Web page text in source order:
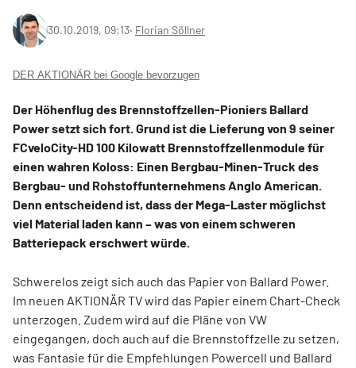
30.10.2019, 09:13‧ Florian Söllner
DER AKTIONÄR bei Google bevorzugen
Der Höhenflug des Brennstoffzellen-Pioniers Ballard
Power setzt sich fort. Grund ist die Lieferung von 9 seiner
FCveloCity-HD 100 Kilowatt Brennstoffzellenmodule für
einen wahren Koloss: Einen Bergbau-Minen-Truck des
Bergbau- und Rohstoffunternehmens Anglo American.
Denn entscheidend ist, dass der Mega-Laster möglichst
viel Material laden kann – was von einem schweren
Batteriepack erschwert würde.
Schwerelos zeigt sich auch das Papier von Ballard Power.
Im neuen AKTIONÄR TV wird das Papier einem Chart-Check
unterzogen. Zudem wird auf die Pläne von VW
eingegangen, doch auch auf die Brennstoffzelle zu setzen,
was Fantasie für die Empfehlungen Powercell und Ballard